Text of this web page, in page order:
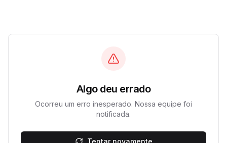
Algo deu errado
Ocorreu um erro inesperado. Nossa equipe foi
notificada.
Tentar novamente